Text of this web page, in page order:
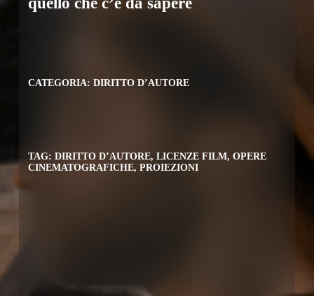
CATEGORIA:DIRITTO D’AUTORE
TAG:DIRITTO D’AUTORE,LICENZE FILM,OPERE
CINEMATOGRAFICHE,PROIEZIONI